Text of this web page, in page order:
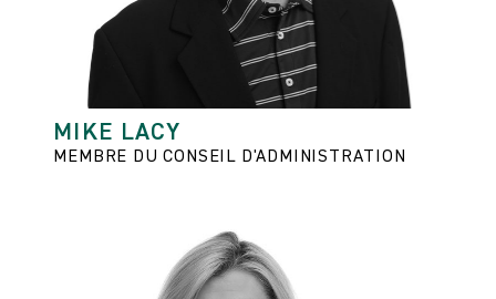
MIKE LACY
MEMBRE DU CONSEIL D'ADMINISTRATION